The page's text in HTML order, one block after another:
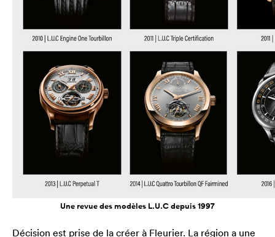
Une revue des modèles L.U.C depuis 1997
Décision est prise de la créer à Fleurier. La région a une